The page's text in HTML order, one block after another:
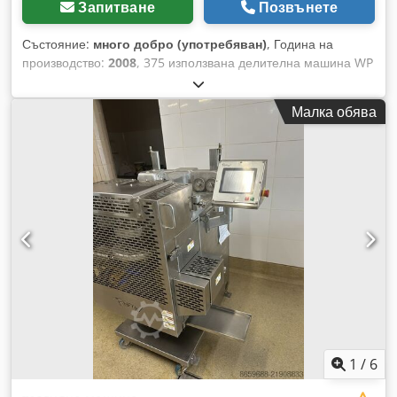
Запитване Позвънете
Състояние: много добро (употребяван), Година на
производство: 2008, 375 използвана делителна машина WP
Kemper Imperator II. Година на производство: 2008.
ТЕХНИЧЕСКИ ДАННИ: - Тегло на тестовите заготовки –
разделяне: 300-1800 г. - Производителност: 600-1500 бр./
час ВЪНШНИ РАЗМЕРИ (в см): - височина: 193, - ширина:
110, - дължина: 192. Устройството може да бъде
разгледано в нашия склад (36-068 Bachórz, Полша).
Налични платени опции: ремонт / транспорт / монтаж /
пускане в експлоатация. Посочената цена е нетна. Cjdjy E
E Uqjpfx Adqjrf ГОВОРИМ АНГЛИЙСКИ, НЕМСКИ,
ФРЕНСКИ, РУСКИ, УКРАИНСКИ. В нашето портфолио ще
намерите хлебопекарни пещи, вагон-пещи, рафтови пещи,
сладкарски и търговски пещи, хлебопекарни машини,
линии за хляб, линии за кифли, линии за тестени изделия,
линии за кроасани, машини за багети, тестомесители,
миксери, ламиниращи машини, машини за кроасани.
Разгледайте всички наши обяви.
Малка обява
1 / 6